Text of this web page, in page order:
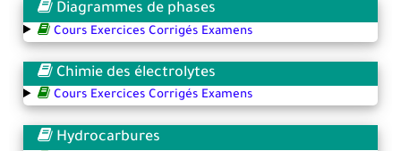
Diagrammes de phases
Cours Exercices Corrigés Examens
Chimie des électrolytes
Cours Exercices Corrigés Examens
Hydrocarbures